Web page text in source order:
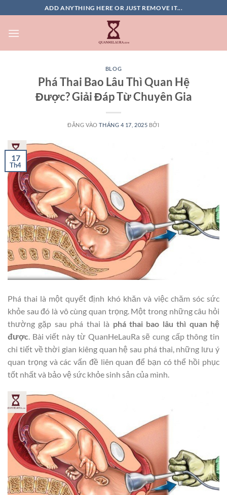
qua
nội
ADD ANYTHING HERE OR JUST REMOVE IT...
BLOG
Phá Thai Bao Lâu Thì Quan Hệ
Được? Giải Đáp Từ Chuyên Gia
ĐĂNG VÀOTHÁNG 4 17, 2025 BỞI
17
Th4
Phá thai là một quyết định khó khăn và việc chăm sóc sức
khỏe sau đó là vô cùng quan trọng. Một trong những câu hỏi
thường gặp sau phá thai là phá thai bao lâu thì quan hệ
được. Bài viết này từ QuanHeLauRa sẽ cung cấp thông tin
chi tiết về thời gian kiêng quan hệ sau phá thai, những lưu ý
quan trọng và các vấn đề liên quan để bạn có thể hồi phục
tốt nhất và bảo vệ sức khỏe sinh sản của mình.